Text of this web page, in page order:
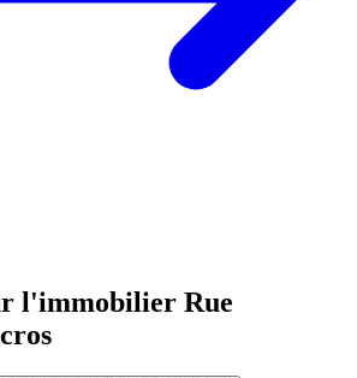
l'immobilier Rue